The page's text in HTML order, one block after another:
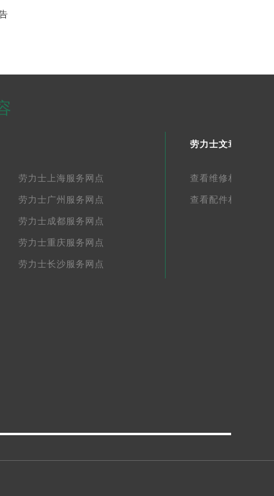
劳力士上海服务网点
劳力士广州服务网点
劳力士成都服务网点
劳力士重庆服务网点
劳力士长沙服务网点
劳力士文章库
查看维修相关文章
查看配件相关文章